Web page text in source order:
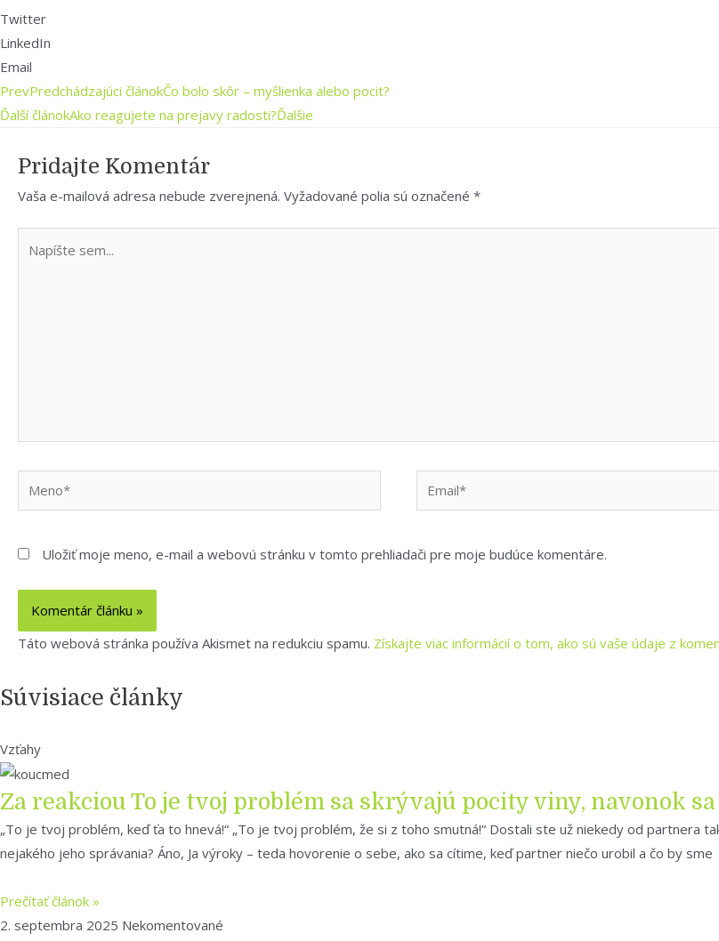
Twitter
LinkedIn
Email
PrevPredchádzajúci článokČo bolo skôr – myšlienka alebo pocit?
Ďalší článokAko reagujete na prejavy radosti?Ďalšie
Pridajte Komentár
Vaša e-mailová adresa nebude zverejnená. Vyžadované polia sú označené *
sem...
Uložiť moje meno, e-mail a webovú stránku v tomto prehliadači pre moje budúce komentáre.
Táto webová stránka používa Akismet na redukciu spamu. Získajte viac informácií o tom, ako sú vaše údaje z
Súvisiace články
Vzťahy
Za reakciou To je tvoj problém sa skrývajú pocity viny, navonok
„To je tvoj problém, keď ťa to hnevá!“ „To je tvoj problém, že si z toho smutná!“ Dostali ste už niekedy od partnera
nejakého jeho správania? Áno, Ja výroky – teda hovorenie o sebe, ako sa cítime, keď partner niečo urobil a čo by sme
Prečítať článok »
2. septembra 2025 Nekomentované